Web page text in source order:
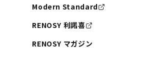
Modern Standard
RENOSY 利諾喜
RENOSY マガジン